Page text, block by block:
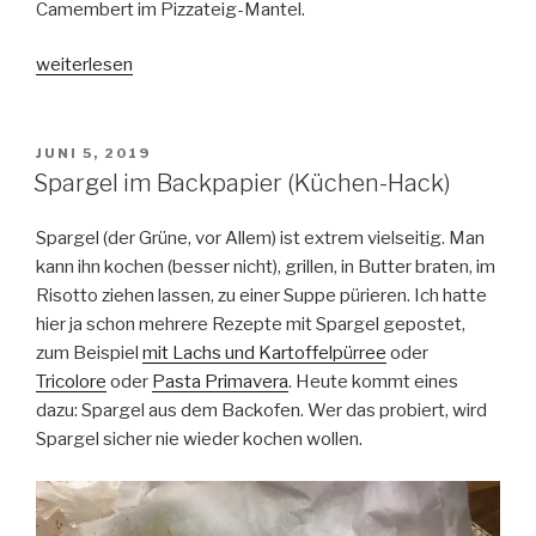
Camembert im Pizzateig-Mantel.
„Camembert
weiterlesen
VERÖFFENTLICHT
AM
JUNI 5, 2019
Spargel im Backpapier (Küchen-Hack)
Spargel (der Grüne, vor Allem) ist extrem vielseitig. Man
kann ihn kochen (besser nicht), grillen, in Butter braten, im
Risotto ziehen lassen, zu einer Suppe pürieren. Ich hatte
hier ja schon mehrere Rezepte mit Spargel gepostet,
zum Beispiel mit Lachs und Kartoffelpürree oder
Tricolore oder Pasta Primavera. Heute kommt eines
dazu: Spargel aus dem Backofen. Wer das probiert, wird
Spargel sicher nie wieder kochen wollen.